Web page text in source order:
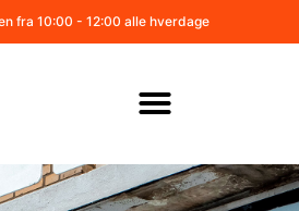
fra 10:00 - 12:00 alle hverdage